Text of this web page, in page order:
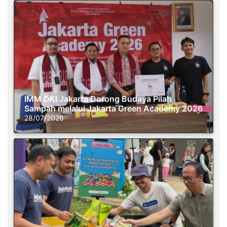
IMM DKI Jakarta Dorong Budaya Pilah
Sampah melalui Jakarta Green Academy 2026
28/07/2026